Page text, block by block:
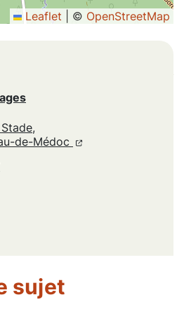
Leaflet © OpenStreetMap
de-Médoc (ouverture dans un
(ouverture dans
nouvel onglet)
un nouvel onglet)
sujet